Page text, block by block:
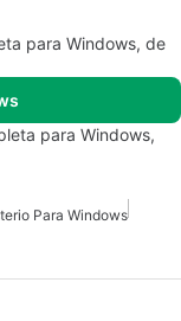
para Windows, de
para Windows,
Para Windows